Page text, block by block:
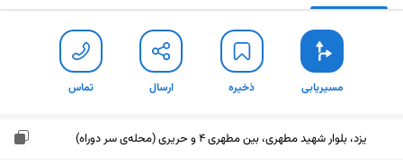
مسیریابی ذخیره ارسال تماس
یزد، بلوار شهید مطهری، بین مطهری 4 و حریری (محله‌ی سر دوراه)